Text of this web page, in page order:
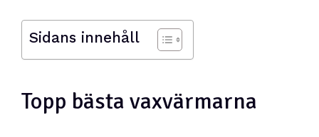
Sidans innehåll
Topp bästa vaxvärmarna